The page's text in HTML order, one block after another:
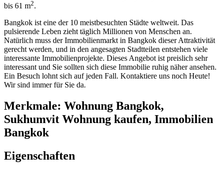
bis 61 m2.
Bangkok ist eine der 10 meistbesuchten Städte weltweit. Das
pulsierende Leben zieht täglich Millionen von Menschen an.
Natürlich muss der Immobilienmarkt in Bangkok dieser Attraktivität
gerecht werden, und in den angesagten Stadtteilen entstehen viele
interessante Immobilienprojekte. Dieses Angebot ist preislich sehr
interessant und Sie sollten sich diese Immobilie ruhig näher ansehen.
Ein Besuch lohnt sich auf jeden Fall. Kontaktiere uns noch Heute!
Wir sind immer für Sie da.
Merkmale: Wohnung Bangkok,
Sukhumvit Wohnung kaufen, Immobilien
Bangkok
Eigenschaften